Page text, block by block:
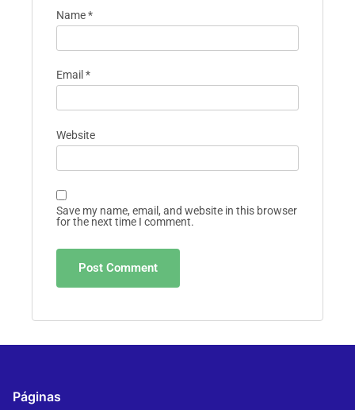
Name*
Email *
Website
Save my name, email, and website in this browser
for the next time I comment.
Páginas